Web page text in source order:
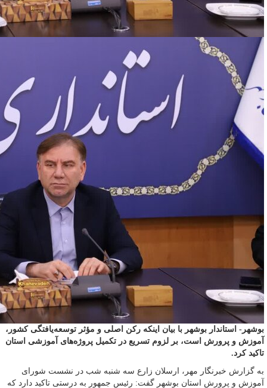
بوشهر- استاندار بوشهر با بیان اینکه رکن اصلی و مؤثر توسعه‌یافتگی کشور،
آموزش و پرورش است، بر لزوم تسریع در تکمیل پروژه‌های آموزشی استان
تاکید کرد.
به گزارش خبرنگار مهر، ارسلان زارع سه شنبه شب در نشست شورای
آموزش و پرورش استان بوشهر گفت: رئیس جمهور به درستی تاکید دارد که